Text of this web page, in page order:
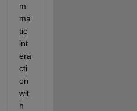
m
ma
tic
int
era
cti
on
wit
h